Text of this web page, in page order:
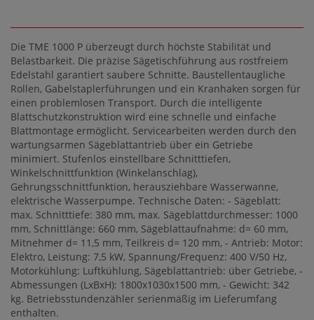
Die TME 1000 P überzeugt durch höchste Stabilität und
Belastbarkeit. Die präzise Sägetischführung aus rostfreiem
Edelstahl garantiert saubere Schnitte. Baustellentaugliche
Rollen, Gabelstaplerführungen und ein Kranhaken sorgen für
einen problemlosen Transport. Durch die intelligente
Blattschutzkonstruktion wird eine schnelle und einfache
Blattmontage ermöglicht. Servicearbeiten werden durch den
wartungsarmen Sägeblattantrieb über ein Getriebe
minimiert. Stufenlos einstellbare Schnitttiefen,
Winkelschnittfunktion (Winkelanschlag),
Gehrungsschnittfunktion, herausziehbare Wasserwanne,
elektrische Wasserpumpe. Technische Daten: - Sägeblatt:
max. Schnitttiefe: 380 mm, max. Sägeblattdurchmesser: 1000
mm, Schnittlänge: 660 mm, Sägeblattaufnahme: d= 60 mm,
Mitnehmer d= 11,5 mm, Teilkreis d= 120 mm, - Antrieb: Motor:
Elektro, Leistung: 7,5 kW, Spannung/Frequenz: 400 V/50 Hz,
Motorkühlung: Luftkühlung, Sägeblattantrieb: über Getriebe, -
Abmessungen (LxBxH): 1800x1030x1500 mm, - Gewicht: 342
kg. Betriebsstundenzähler serienmäßig im Lieferumfang
enthalten.